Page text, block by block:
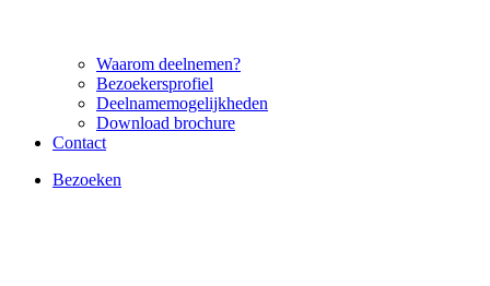
Waarom deelnemen?
Bezoekersprofiel
Deelnamemogelijkheden
Download brochure
Contact
Bezoeken